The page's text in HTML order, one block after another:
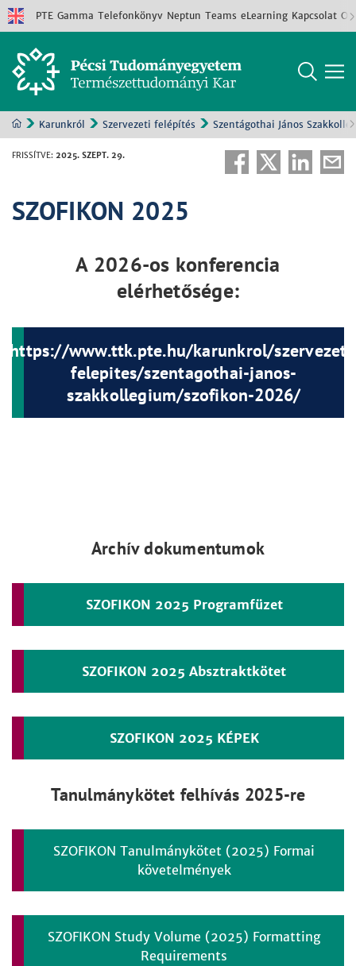
PTE Gamma Telefonkönyv Neptun Teams eLearning Kapcsolat
Karunkról Szervezeti felépítés Szentágothai János
FRISSÍTVE: 2025. SZEPT. 29.
SZOFIKON 2025
A 2026-os konferencia
elérhetősége:
https://www.ttk.pte.hu/karunkrol/
felepites/szentagothai-janos-
szakkollegium/szofikon-2026/
Archív dokumentumok
SZOFIKON 2025 Programfüzet
SZOFIKON 2025 Absztraktkötet
SZOFIKON 2025 KÉPEK
Tanulmánykötet felhívás 2025-re
SZOFIKON Tanulmánykötet (2025) Formai
követelmények
SZOFIKON Study Volume (2025) Formatting
Requirements